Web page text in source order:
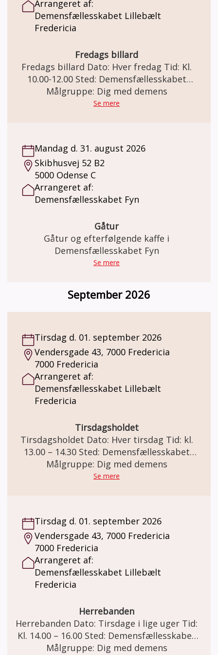
af med en kop kaffe og sødt. Vi slutter
senest kl. 12. Pris: Deltagelse er gratis. I
Demensfællesskabet kan der købes kaffe og
Arrangeret af:
Demensfællesskabet Lillebælt
Fredericia
Fredags billard
Fredags billard Dato: Hver fredag Tid: Kl.
10.00-12.00 Sted: Demensfællesskabet
Lillebælt Vendersgade 43, 7000 Fredericia
Fredags billard Holdet er for dig som har en
nyder det. De hjælper hinanden og skiftes
for det meste til at vinde. Her er det ikke
vigtigt, om du er en rutineret spiller og
heller ikke, om du kender reglerne. Det
handler om at hygge sig og have det sjovt.
købes kaffe og the for kr. 20,-. Minimum 4 og
max 8 deltagere.
Målgruppe: Dig med demens
Se mere
Mandag d. 31. august 2026
Skibhusvej 52 B2
5000 Odense C
Arrangeret af:
Demensfællesskabet Fyn
Gåtur
Gåtur og efterfølgende kaffe i
Demensfællesskabet Fyn
Se mere
September 2026
Tirsdag d. 01. september 2026
Vendersgade 43, 7000 Fredericia
7000 Fredericia
Arrangeret af:
Demensfællesskabet Lillebælt
Fredericia
Tirsdagsholdet
Tirsdagsholdet Dato: Hver tirsdag Tid: kl.
13.00 – 14.30 Sted: Demensfællesskabet
Lillebælt Vendersgade 43, 7000 Fredericia
Tirsdagsholdet I samarbejde med IDRÆT I
eller demens, muligheden for at dyrke
idræt/motion og samvær med andre under
positive og trygge rammer. Det så du
fortsat kan vedligeholde eller forbedre
funktionsevne og klarer dig bedst mulig.
Holdet bliver vejledt af en eller flere frivillige
enkelte. Her er mulighed for transport til og
fra eget hjem efter aftale. Er du interesseret
i at høre nærmere kontakt Maria på: Der kan
købes kaffe og the pris kr. 20,-
Målgruppe: Dig med demens
Se mere
Tirsdag d. 01. september 2026
Vendersgade 43, 7000 Fredericia
7000 Fredericia
Arrangeret af:
Demensfællesskabet Lillebælt
Fredericia
Herrebanden
Herrebanden Dato: Tirsdage i lige uger Tid:
Kl. 14.00 – 16.00 Sted: Demensfællesskabet
Lillebælt Vendersgade 43, 7000 FredericiaMålgruppe: Dig med demens